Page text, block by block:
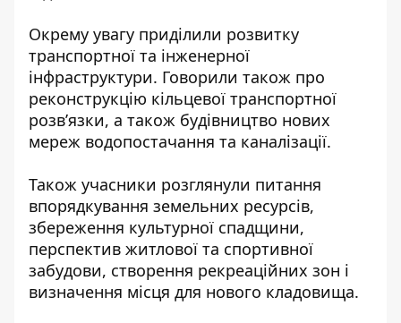
Окрему увагу приділили розвитку
транспортної та інженерної
інфраструктури. Говорили також про
реконструкцію кільцевої транспортної
розв’язки, а також будівництво нових
мереж водопостачання та каналізації.
Також учасники розглянули питання
впорядкування земельних ресурсів,
збереження культурної спадщини,
перспектив житлової та спортивної
забудови, створення рекреаційних зон і
визначення місця для нового кладовища.